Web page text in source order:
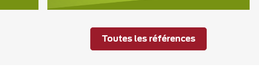
Toutes les références